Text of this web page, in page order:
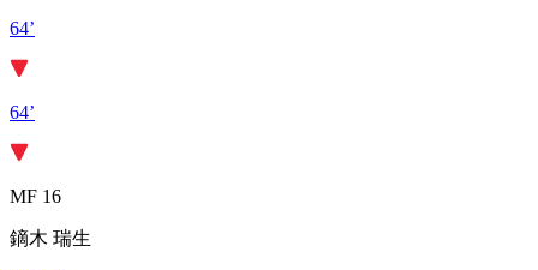
64’
64’
MF 16
鏑木 瑞生